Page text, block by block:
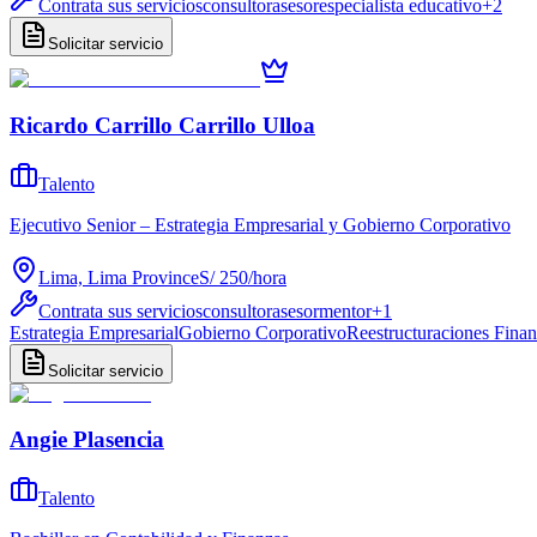
Contrata sus serviciosconsultorasesorespecialista educativo+2
Solicitar servicio
Ricardo Carrillo Carrillo Ulloa
Talento
Ejecutivo Senior – Estrategia Empresarial y Gobierno Corporativo
Lima, Lima ProvinceS/ 250/hora
Contrata sus serviciosconsultorasesormentor+1
Estrategia EmpresarialGobierno CorporativoReestructuraciones
Solicitar servicio
Angie Plasencia
Talento